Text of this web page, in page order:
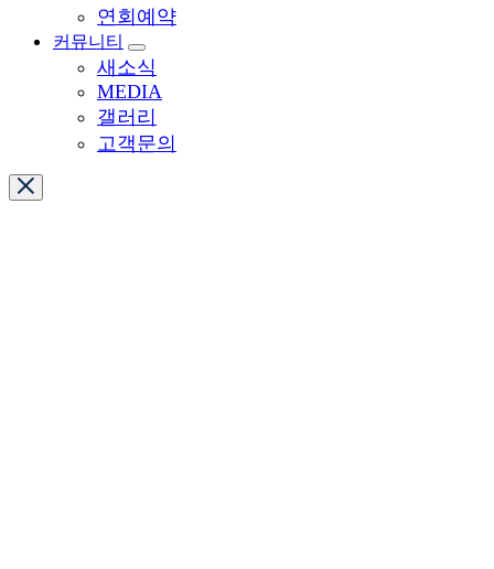
연회예약
커뮤니티
새소식
MEDIA
갤러리
고객문의